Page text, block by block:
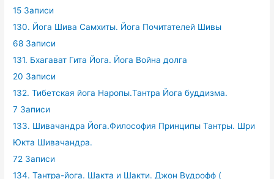
15 Записи
130. Йога Шива Самхиты. Йога Почитателей Шивы
68 Записи
131. Бхагават Гита Йога. Йога Война долга
20 Записи
132. Тибетская йога Наропы.Тантра Йога буддизма.
7 Записи
133. Шивачандра Йога.Философия Принципы Тантры. Шри
Юкта Шивачандра.
72 Записи
134. Тантра-йога. Шакта и Шакти. Джон Вудрофф (